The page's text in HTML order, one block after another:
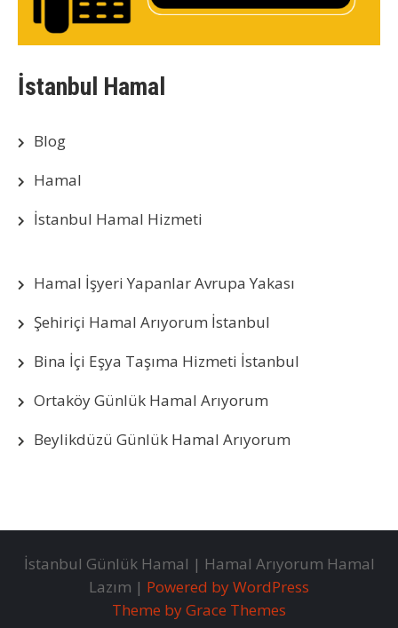
İstanbul Hamal
Blog
Hamal
İstanbul Hamal Hizmeti
Hamal İşyeri Yapanlar Avrupa Yakası
Şehiriçi Hamal Arıyorum İstanbul
Bina İçi Eşya Taşıma Hizmeti İstanbul
Ortaköy Günlük Hamal Arıyorum
Beylikdüzü Günlük Hamal Arıyorum
İstanbul Günlük Hamal | Hamal Arıyorum Hamal
Lazım | Powered by WordPress
Theme by Grace Themes